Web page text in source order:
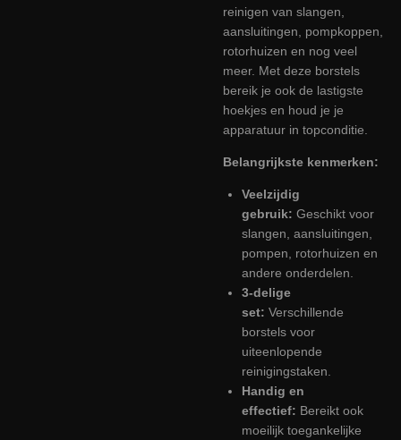
reinigen van slangen,
aansluitingen, pompkoppen,
rotorhuizen en nog veel
meer. Met deze borstels
bereik je ook de lastigste
hoekjes en houd je je
apparatuur in topconditie.
Belangrijkste kenmerken:
Veelzijdig
gebruik: Geschikt voor
slangen, aansluitingen,
pompen, rotorhuizen en
andere onderdelen.
3-delige
set: Verschillende
borstels voor
uiteenlopende
reinigingstaken.
Handig en
effectief: Bereikt ook
moeilijk toegankelijke